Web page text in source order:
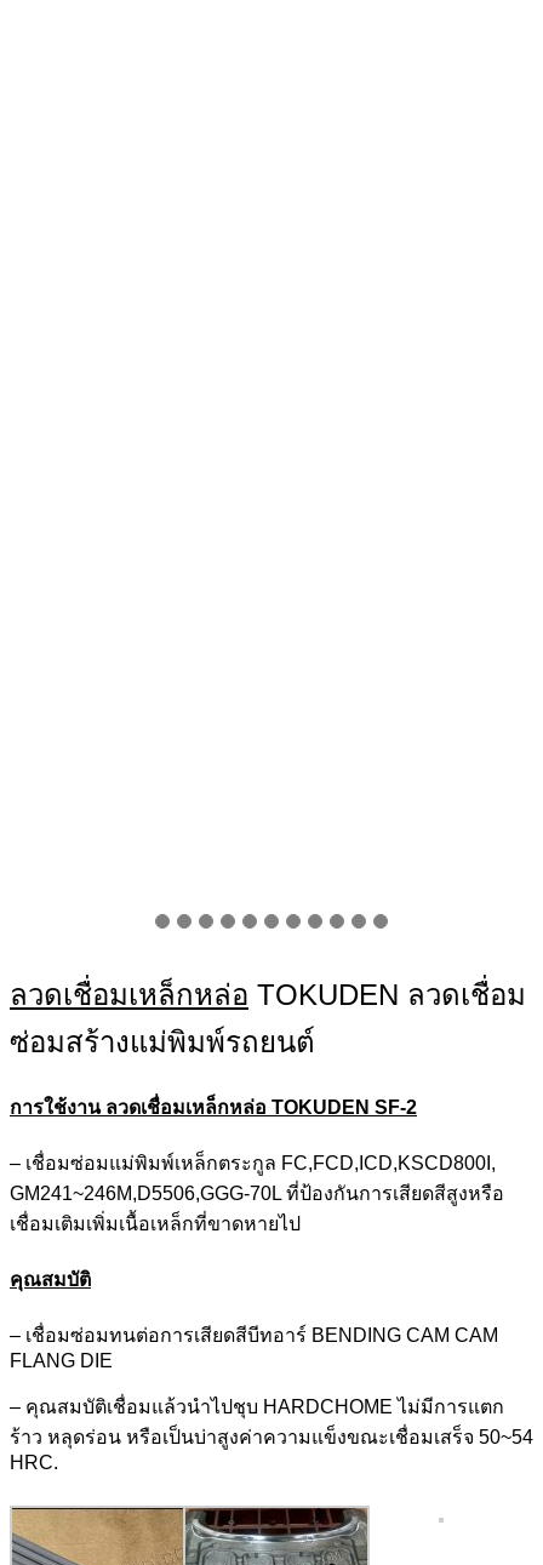
ลวดเชื่อมเหล็กหล่อ TOKUDEN ลวดเชื่อม
ซ่อมสร้างแม่พิมพ์รถยนต์
การใช้งาน ลวดเชื่อมเหล็กหล่อ TOKUDEN SF-2
– เชื่อมซ่อมแม่พิมพ์เหล็กตระกูล FC,FCD,ICD,KSCD800I,
GM241~246M,D5506,GGG-70L ที่ป้องกันการเสียดสีสูงหรือ
เชื่อมเติมเพิ่มเนื้อเหล็กที่ขาดหายไป
คุณสมบัติ
– เชื่อมซ่อมทนต่อการเสียดสีบีทอาร์ BENDING CAM CAM
FLANG DIE
– คุณสมบัติเชื่อมแล้วนำไปชุบ HARDCHOME ไม่มีการแตก
ร้าว หลุดร่อน หรือเป็นบ่าสูงค่าความแข็งขณะเชื่อมเสร็จ 50~54
HRC.